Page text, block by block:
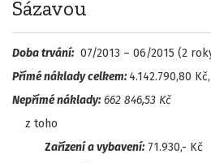
Sázavou
Doba trvání:07/2013 – 06/2015 (2
Přímé náklady celkem:4.142.790,80 Kč,
Nepřímé náklady:662 846,53 Kč
z toho
Zařízení a vybavení:71.930,- Kč